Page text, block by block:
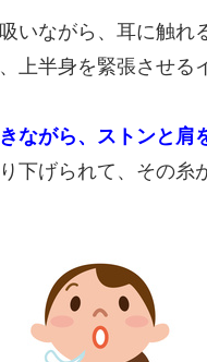
いながら、耳に触れ
上半身を緊張させる
がら、ストンと肩
下げられて、その糸